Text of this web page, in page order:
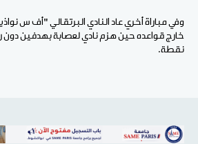
وفي مباراة أخري عاد النادي البرتقالي "أف س
نقطة.